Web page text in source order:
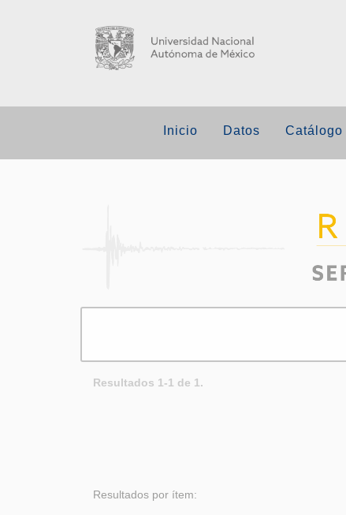
Inicio Datos Catálogo
Resultados 1-1 de 1.
Resultados por ítem: